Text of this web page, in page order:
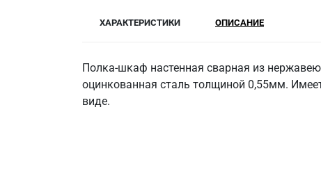
ХАРАКТЕРИСТИКИ ОПИСАНИЕ
Полка-шкаф настенная сварная из
оцинкованная сталь толщиной 0,55мм.
виде.